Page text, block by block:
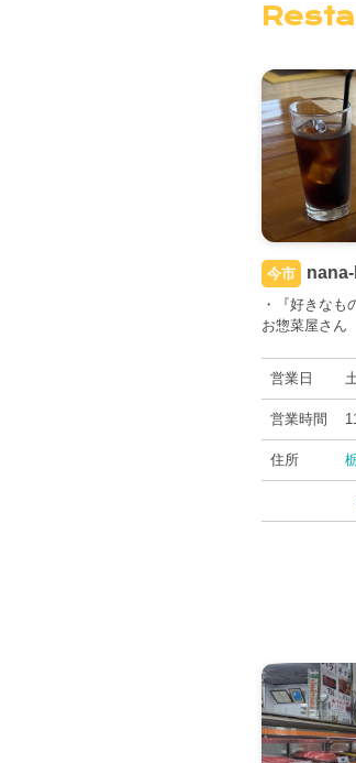
今市
・『好きなも
お惣菜屋さん
営業日
営業時間
住所